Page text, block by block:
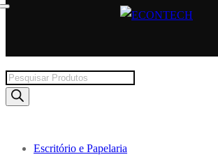
Products
search
Escritório e Papelaria